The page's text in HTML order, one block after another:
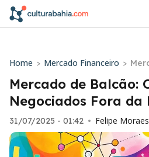
Home > Mercado Financeiro >
a
Mercado de Balcão:
Negociados Fora da
31/07/2025 - 01:42 • Felipe Moraes